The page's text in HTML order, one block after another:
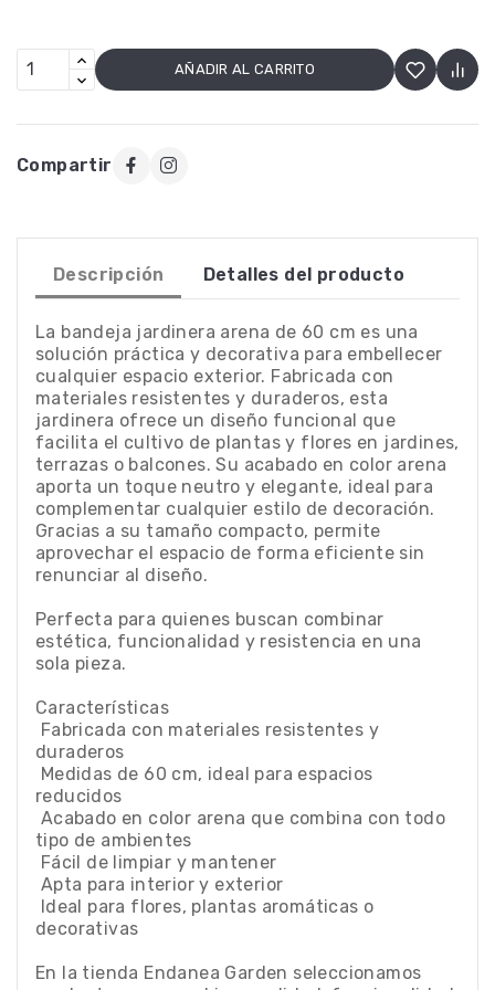
AÑADIR AL CARRITO
Compartir
Descripción Detalles del producto
La bandeja jardinera arena de 60 cm es una
solución práctica y decorativa para embellecer
cualquier espacio exterior. Fabricada con
materiales resistentes y duraderos, esta
jardinera ofrece un diseño funcional que
facilita el cultivo de plantas y flores en jardines,
terrazas o balcones. Su acabado en color arena
aporta un toque neutro y elegante, ideal para
complementar cualquier estilo de decoración.
Gracias a su tamaño compacto, permite
aprovechar el espacio de forma eficiente sin
renunciar al diseño.
Perfecta para quienes buscan combinar
estética, funcionalidad y resistencia en una
sola pieza.
Características
 Fabricada con materiales resistentes y
duraderos
 Medidas de 60 cm, ideal para espacios
reducidos
 Acabado en color arena que combina con todo
tipo de ambientes
 Fácil de limpiar y mantener
 Apta para interior y exterior
 Ideal para flores, plantas aromáticas o
decorativas
En la tienda Endanea Garden seleccionamos